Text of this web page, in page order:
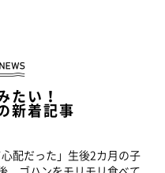
たい！
新着記事
心配だった」生後2カ月の子